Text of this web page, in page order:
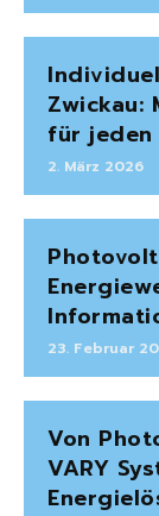
Zwickau:
für
2. März 2026
23. Februar
Von
VARY